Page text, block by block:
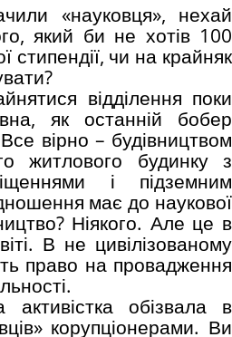
«науковця», нехай
який би не хотів 100
стипендії, чи на крайняк
відділення поки
як останній бобер
вірно – будівництвом
житлового будинку з
і підземним
має до наукової
Ніякого. Але це в
В не цивілізованому
право на провадження
обізвала в
корупціонерами. Ви